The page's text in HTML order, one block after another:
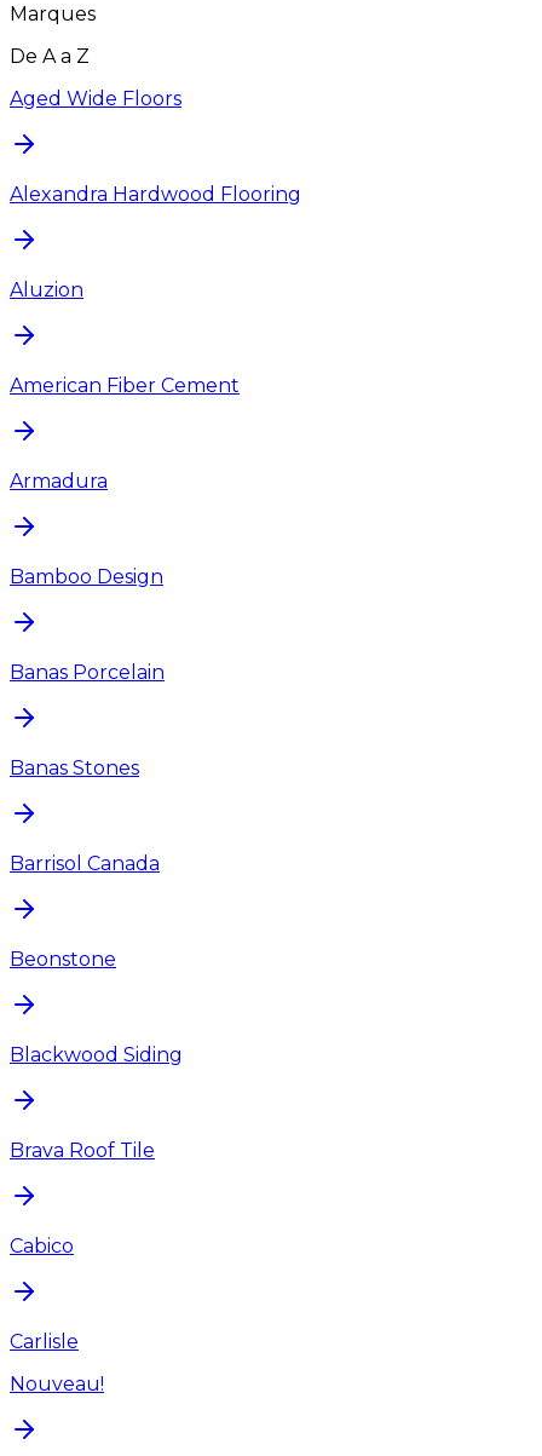
Marques
De A a Z
Aged Wide Floors
Alexandra Hardwood Flooring
Aluzion
American Fiber Cement
Armadura
Bamboo Design
Banas Porcelain
Banas Stones
Barrisol Canada
Beonstone
Blackwood Siding
Brava Roof Tile
Cabico
Carlisle
Nouveau!